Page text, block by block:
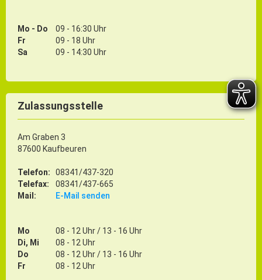
Mo - Do
09 - 16:30 Uhr
Fr
09 - 18 Uhr
Sa
09 - 14:30 Uhr
Zulassungsstelle
Am Graben 3
87600 Kaufbeuren
Telefon:
08341/437-320
Telefax:
08341/437-665
Mail:
E-Mail senden
Mo
08 - 12 Uhr / 13 - 16 Uhr
Di, Mi
08 - 12 Uhr
Do
08 - 12 Uhr / 13 - 16 Uhr
Fr
08 - 12 Uhr